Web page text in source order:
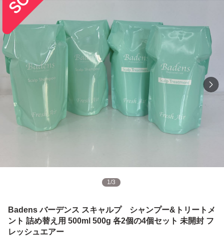
1/3
Badens バーデンス スキャルプ シャンプー&トリートメ
ント 詰め替え用 500ml 500g 各2個の4個セット 未開封 フ
レッシュエアー